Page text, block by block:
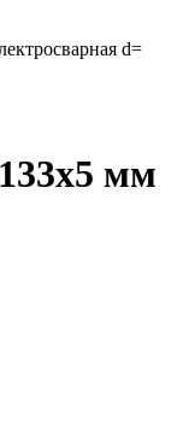
d=
мм